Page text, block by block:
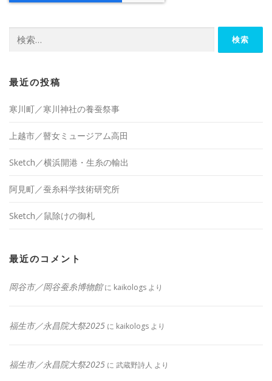
索:
最近の投稿
寒川町／寒川神社の養蚕祭事
上越市／瞽女ミュージアム高田
Sketch／横浜開港・生糸の輸出
阿見町／蚕糸科学技術研究所
Sketch／鼠除けの御札
最近のコメント
岡谷市／岡谷蚕糸博物館に kaikologs より
福生市／永昌院大祭2025 に kaikologs より
福生市／永昌院大祭2025 に 武蔵野詩人 より